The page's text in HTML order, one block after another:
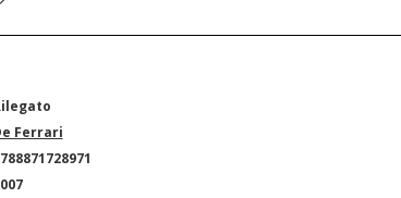
Ferrari